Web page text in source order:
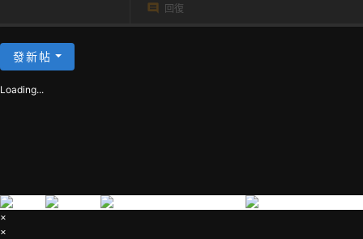
回復
發新帖
Loading...
×
×